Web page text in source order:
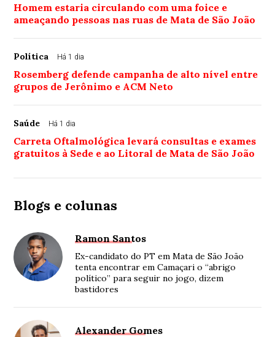
Homem estaria circulando com uma foice e
ameaçando pessoas nas ruas de Mata de São João
Política Há 1 dia
Rosemberg defende campanha de alto nível entre
grupos de Jerônimo e ACM Neto
Saúde Há 1 dia
Carreta Oftalmológica levará consultas e exames
gratuitos à Sede e ao Litoral de Mata de São João
Blogs e colunas
Ramon Santos
Ex-candidato do PT em Mata de São João
tenta encontrar em Camaçari o “abrigo
político” para seguir no jogo, dizem
bastidores
Alexander Gomes